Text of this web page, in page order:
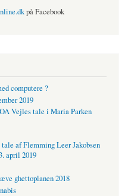
på Facebook
computere ?
2019
Vejles tale i Maria Parken
af Flemming Leer Jakobsen
april 2019
ghettoplanen 2018